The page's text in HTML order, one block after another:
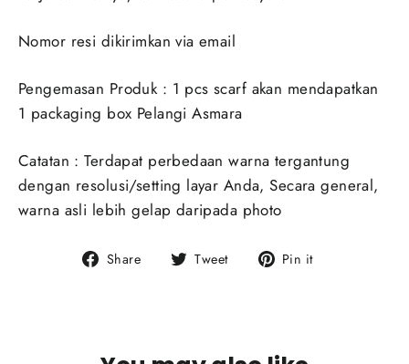
Nomor resi dikirimkan via email
Pengemasan Produk : 1 pcs scarf akan mendapatkan
1 packaging box Pelangi Asmara
Catatan : Terdapat perbedaan warna tergantung
dengan resolusi/setting layar Anda, Secara general,
warna asli lebih gelap daripada photo
Share
Share Tweet
Tweet Pin it